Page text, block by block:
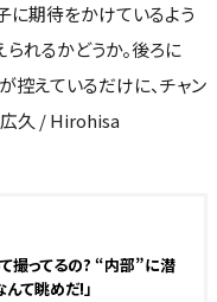
期待をかけているよう
れるかどうか。後ろに
控えているだけに、チャン
広久 / Hirohisa
撮ってるの? “内部”に潜
て眺めだ!」